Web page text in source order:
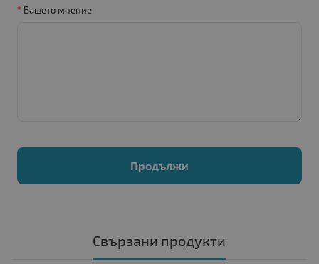
Вашето мнение
Продължи
Свързани продукти